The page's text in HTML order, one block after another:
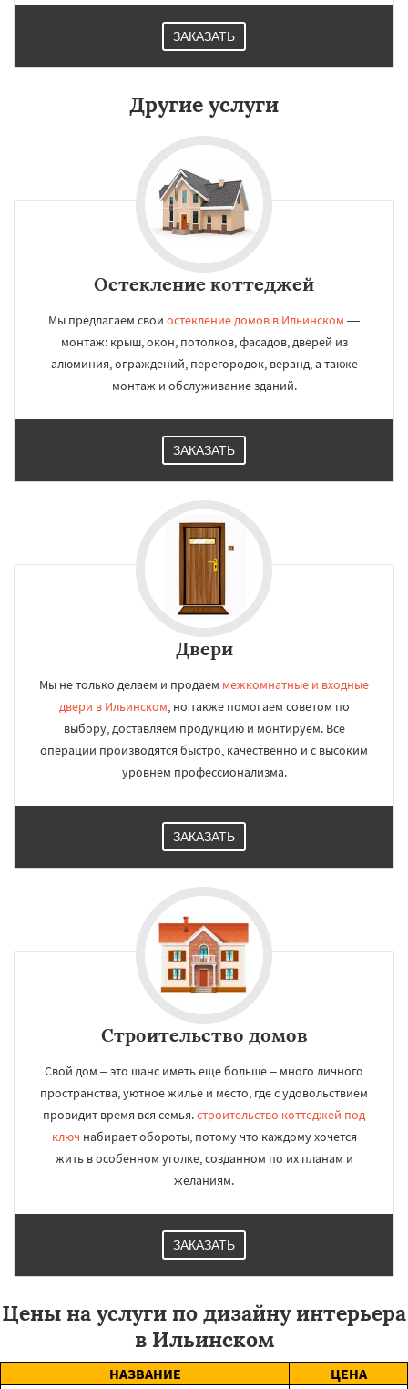
ЗАКАЗАТЬ
Другие услуги
Остекление коттеджей
Мы предлагаем свои остекление домов в Ильинском —
монтаж: крыш, окон, потолков, фасадов, дверей из
алюминия, ограждений, перегородок, веранд, а также
монтаж и обслуживание зданий.
ЗАКАЗАТЬ
Двери
Мы не только делаем и продаем межкомнатные и входные
двери в Ильинском, но также помогаем советом по
выбору, доставляем продукцию и монтируем. Все
операции производятся быстро, качественно и с высоким
уровнем профессионализма.
ЗАКАЗАТЬ
Строительство домов
Свой дом – это шанс иметь еще больше – много личного
пространства, уютное жилье и место, где с удовольствием
провидит время вся семья.строительство коттеджей под
ключ набирает обороты, потому что каждому хочется
жить в особенном уголке, созданном по их планам и
желаниям.
ЗАКАЗАТЬ
Цены на услуги по дизайну интерьера
в Ильинском
НАЗВАНИЕ
ЦЕНА